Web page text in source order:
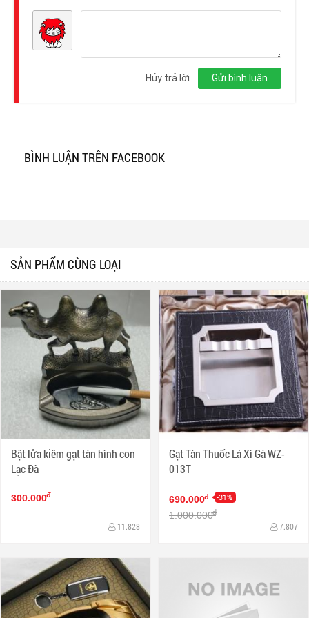
Gửi bình luận
Hủy trả lời
BÌNH LUẬN TRÊN FACEBOOK
SẢN PHẨM CÙNG LOẠI
Bật lửa kiêm gạt tàn hình con
Lạc Đà
300.000đ
11.828
Gạt Tàn Thuốc Lá Xì Gà WZ-
013T
690.000đ -31%
1.000.000đ
7.807